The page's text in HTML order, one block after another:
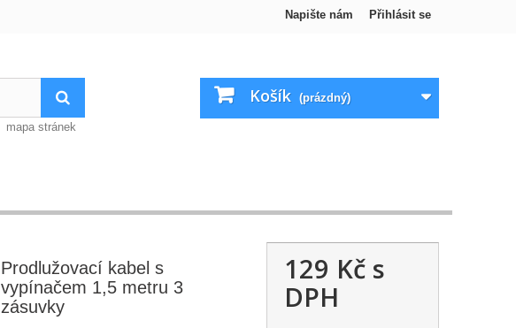
Přihlásit se
Napište nám
Košík (prázdný)
mapa stránek
Prodlužovací kabel s
vypínačem 1,5 metru 3
zásuvky
129 Kčs
DPH